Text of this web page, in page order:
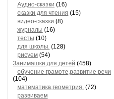
Аудио-сказки (16)
сказки для чтения (15)
видео-сказки (8)
журналы (16)
тесты (10)
для школы. (128)
рисуем (54)
Занимашки для детей (458)
обучение грамоте,развитие речи
(104)
математика,геометрия. (72)
развиваем